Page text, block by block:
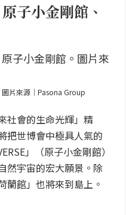
子小金剛館、
圖片來源｜Pasona Group
社會的生命光輝」精
把世博會中極具人氣的
」（原子小金剛館）
然宇宙的宏大願景。除
蘭館」也將來到島上。